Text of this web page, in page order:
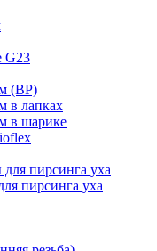
G23
(ВР)
в лапках
в шарике
пирсинга уха
пирсинга уха